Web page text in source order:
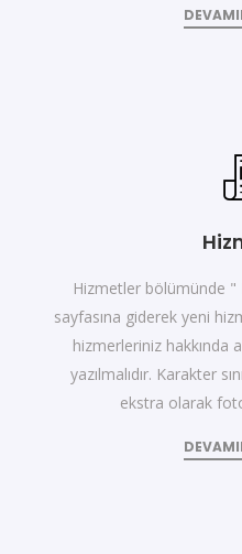
Hizmetler bölümünde
sayfasına giderek yeni
hizmerleriniz hakkında
yazılmalıdır. Karakter
ekstra olarak